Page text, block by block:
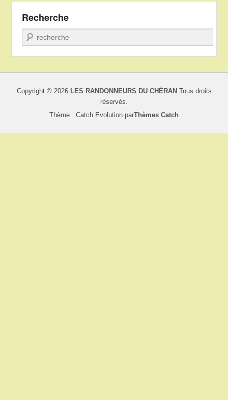
Recherche
Recherche
Copyright © 2026 LES RANDONNEURS DU CHÉRAN Tous droits
réservés.
Thème : Catch Evolution parThèmes Catch